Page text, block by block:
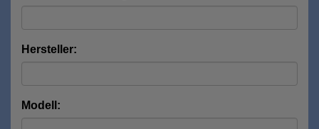
Hersteller:
Modell: